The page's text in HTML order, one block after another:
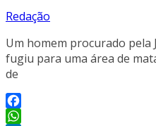
Redação
Um homem procurado pela
fugiu para uma área de
de
Facebook